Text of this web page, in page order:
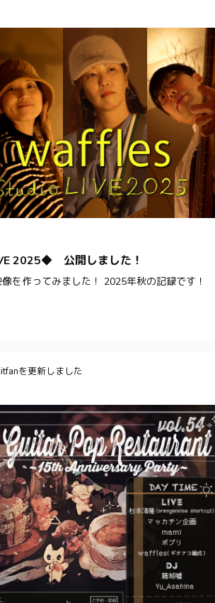
2025◆ 公開しました！
を作ってみました！ 2025年秋の記録です！
を更新しました